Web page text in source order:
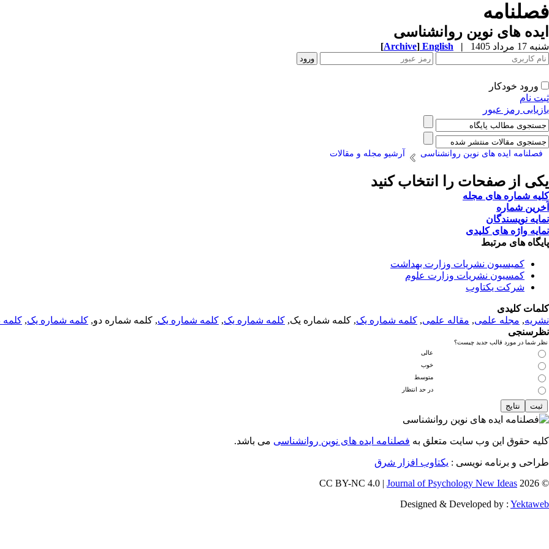
فصلنامه
ایده های نوین روانشناسی
شنبه 17 مرداد 1405 |
English
[Archive]
ورود خودکار
ثبت نام
بازیابی رمز عبور
فصلنامه ایده های نوین روانشناسی آرشیو مجله و مقالات
یکی از صفحات را انتخاب کنید
کلیه شماره های مجله
آخرین شماره
نمایه نویسندگان
نمایه واژه های کلیدی
پایگاه های مرتبط
کمیسیون نشریات وزارت بهداشت
کمسیون نشریات وزارت علوم
شرکت یکتاوب
کلمات کلیدی
نشریه, مجله علمی, مقاله علمی, کلمه شماره یک, کلمه شماره یک, کلمه شماره یک, کلمه شماره یک, کلمه شماره دو, کلمه شماره یک, کلمه
نظرسنجی
نظر شما در مورد قالب جدید چیست؟
عالی
خوب
متوسط
در حد انتظار
کلیه حقوق این وب سایت متعلق به فصلنامه ایده های نوین روانشناسی می باشد.
طراحی و برنامه نویسی : یکتاوب افزار شرق
© 2026 CC BY-NC 4.0 |
Journal of Psychology New Ideas
Designed & Developed by : Yektaweb